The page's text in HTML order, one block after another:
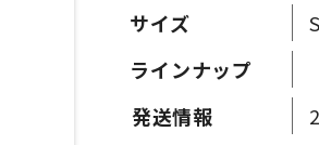
サイズ
ラインナップ